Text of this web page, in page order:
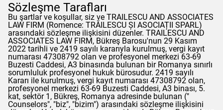
Sözleşme Tarafları
Bu şartlar ve koşullar, siz ve TRAILESCU AND ASSOCIATES
LAW FIRM (Romence: TRĂILESCU ȘI ASOCIAȚII SPARL)
arasındaki sözleşme ilişkisini düzenler. TRAILESCU AND
ASSOCIATES LAW FIRM, Bükreş Barosu'nun 29 Kasım
2022 tarihli ve 2419 sayılı kararıyla kurulmuş, vergi kayıt
numarası 47308792 olan ve profesyonel merkezi 63-69
Buzesti Caddesi, A3 binasında bulunan bir Romanya sınırlı
sorumluluk profesyonel hukuk bürosudur. 2419 sayılı
Kararı ile kurulmuş, vergi kayıt numarası 47308792 olan,
profesyonel merkezi 63-69 Buzesti Caddesi, A3 binası, 5.
kat, sektör 1, Bükreş, Romanya adresinde bulunan ("
Counselors", "biz", "bizim") arasındaki sözleşme ilişkisini